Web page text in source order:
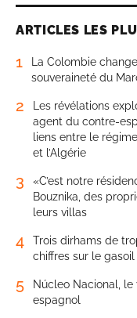
ARTICLES LES
1
La Colombie
souveraineté du
2
Les révélations
agent du contre-
liens entre le
et l’Algérie
3
«C’est notre
Bouznika, des
leurs villas
4
Trois dirhams de
chiffres sur le gasoil
5
Núcleo Nacional,
espagnol